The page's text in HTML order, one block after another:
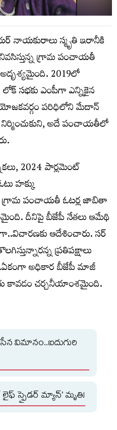
నాయకురాలు స్మృతి ఇరానీకి
గ్రామ పంచాయతీ
2019లో
లోక్ సభకు ఎంపీగా ఎన్నికైన
పరిధిలోని మేదాన్
అదే పంచాయతీలో
2024 పార్లమెంట్
హక్కు
గ్రామ పంచాయతీ ఓటర్ల జాబితా
దీనిపై బీజేపీ నేతలు ఆమేథి
ఆదేశించారు. సర్
ప్రతిపక్షాలు
అధికార బీజేపీ మాజీ
కావడం చర్చనీయాంశమైంది.
విమానం..ఐదుగురి
లైఫ్ స్పైడర్ మ్యాన్’ మృతి!